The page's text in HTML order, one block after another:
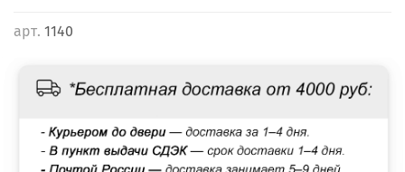
арт. 1140